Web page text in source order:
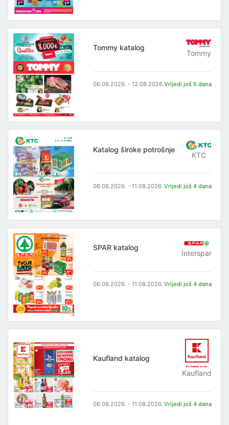
Tommy katalog
Tommy
06.08.2026. - 12.08.2026.Vrijedi još 5 dana
Katalog široke potrošnje
KTC
06.08.2026. - 11.08.2026. Vrijedi još 4 dana
SPAR katalog
Interspar
06.08.2026. - 11.08.2026. Vrijedi još 4 dana
Kaufland katalog
Kaufland
06.08.2026. - 11.08.2026. Vrijedi još 4 dana